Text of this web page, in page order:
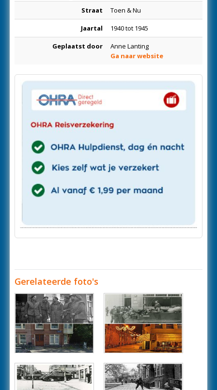
Straat Toen & Nu
Jaartal 1940 tot 1945
Geplaatst door
Anne Lanting
Ga naar website
Gerelateerde foto's